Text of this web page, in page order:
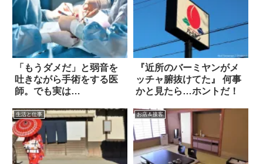
「もうダメだ」と弱音を
吐きながら手術をする医
師。でも実は…
『近所のバーミヤンがメ
ッチャ腑抜けてた』 何事
かと見たら…ホントだ！
生活と仕事 お店＆接客